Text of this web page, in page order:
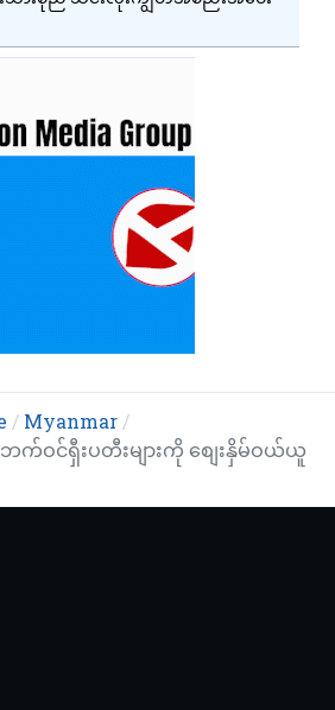
Myanmar
ဝင်ရှီးပတီးများကို စျေးနှိမ်ဝယ်ယူ